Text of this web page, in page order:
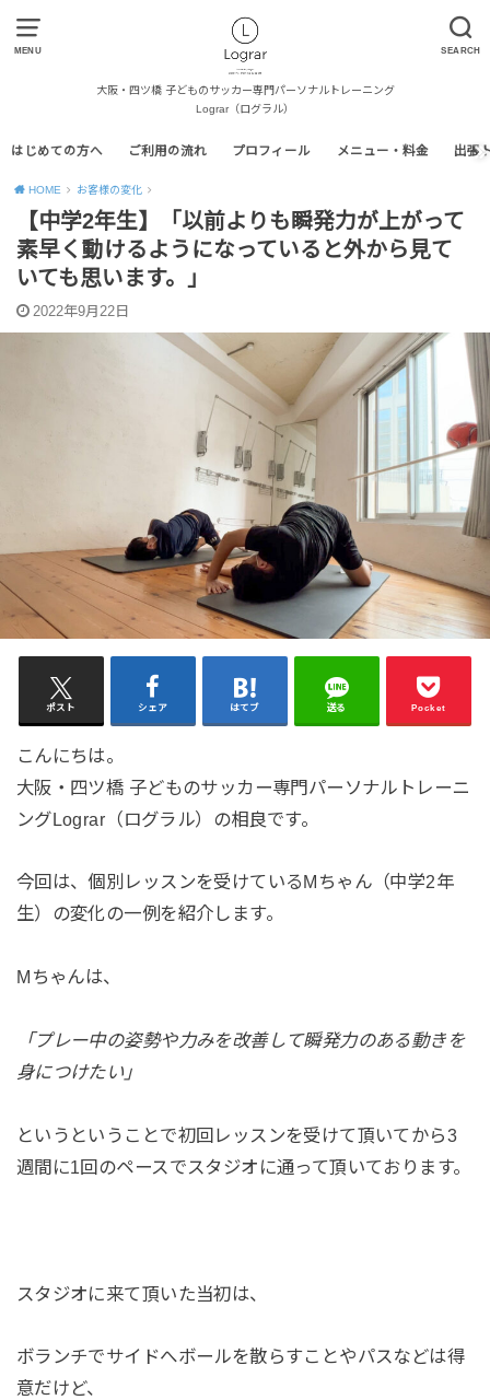
MENU SEARCH
大阪・四ツ橋 子どものサッカー専門パーソナルトレーニング
Lograr（ログラル）
はじめての方へ ご利用の流れ プロフィール メニュー・料金 出張
HOME お客様の変化
【中学2年生】「以前よりも瞬発力が上がって
素早く動けるようになっていると外から見て
いても思います。」
2022年9月22日
ポスト シェア はてブ 送る Pocket
こんにちは。
大阪・四ツ橋 子どものサッカー専門パーソナルトレーニ
ングLograr（ログラル）の相良です。
今回は、個別レッスンを受けているMちゃん（中学2年
生）の変化の一例を紹介します。
⁡Mちゃんは、
「プレー中の姿勢や力みを改善して瞬発力のある動きを
身につけたい」
というということで初回レッスンを受けて頂いてから3
週間に1回のペースでスタジオに通って頂いております。
スタジオに来て頂いた当初は、
ボランチでサイドへボールを散らすことやパスなどは得
意だけど、